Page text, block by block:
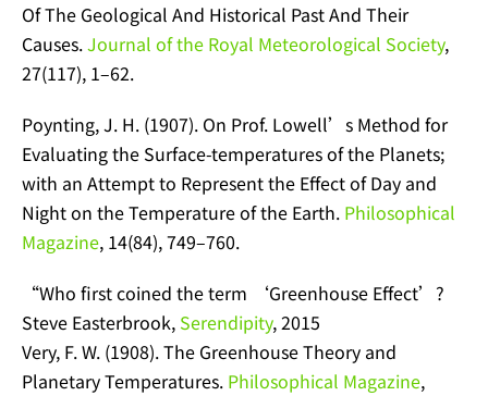
Of The Geological And Historical Past And Their
Causes.Journal of the Royal Meteorological Society,
27(117), 1–62.
Poynting, J. H. (1907). On Prof. Lowell’s Method for
Evaluating the Surface-temperatures of the Planets;
with an Attempt to Represent the Effect of Day and
Night on the Temperature of the Earth. Philosophical
Magazine, 14(84), 749–760.
“Who first coined the term ‘Greenhouse Effect’?
Steve Easterbrook, Serendipity, 2015
Very, F. W. (1908). The Greenhouse Theory and
Planetary Temperatures. Philosophical Magazine,